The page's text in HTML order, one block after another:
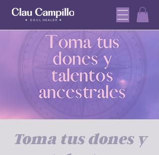
Toma tus dones y